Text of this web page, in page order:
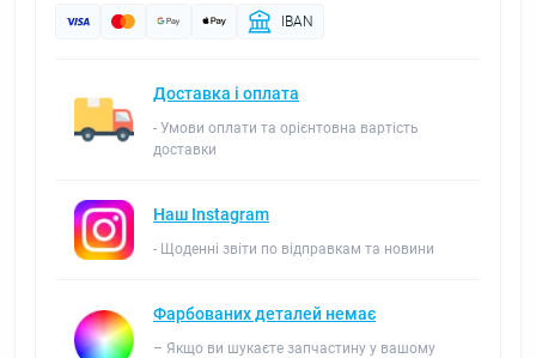
IBAN
Доставка і оплата
- Умови оплати та орієнтовна вартість
доставки
Наш Instagram
- Щоденні звіти по відправкам та новини
Фарбованих деталей немає
– Якщо ви шукаєте запчастину у вашому